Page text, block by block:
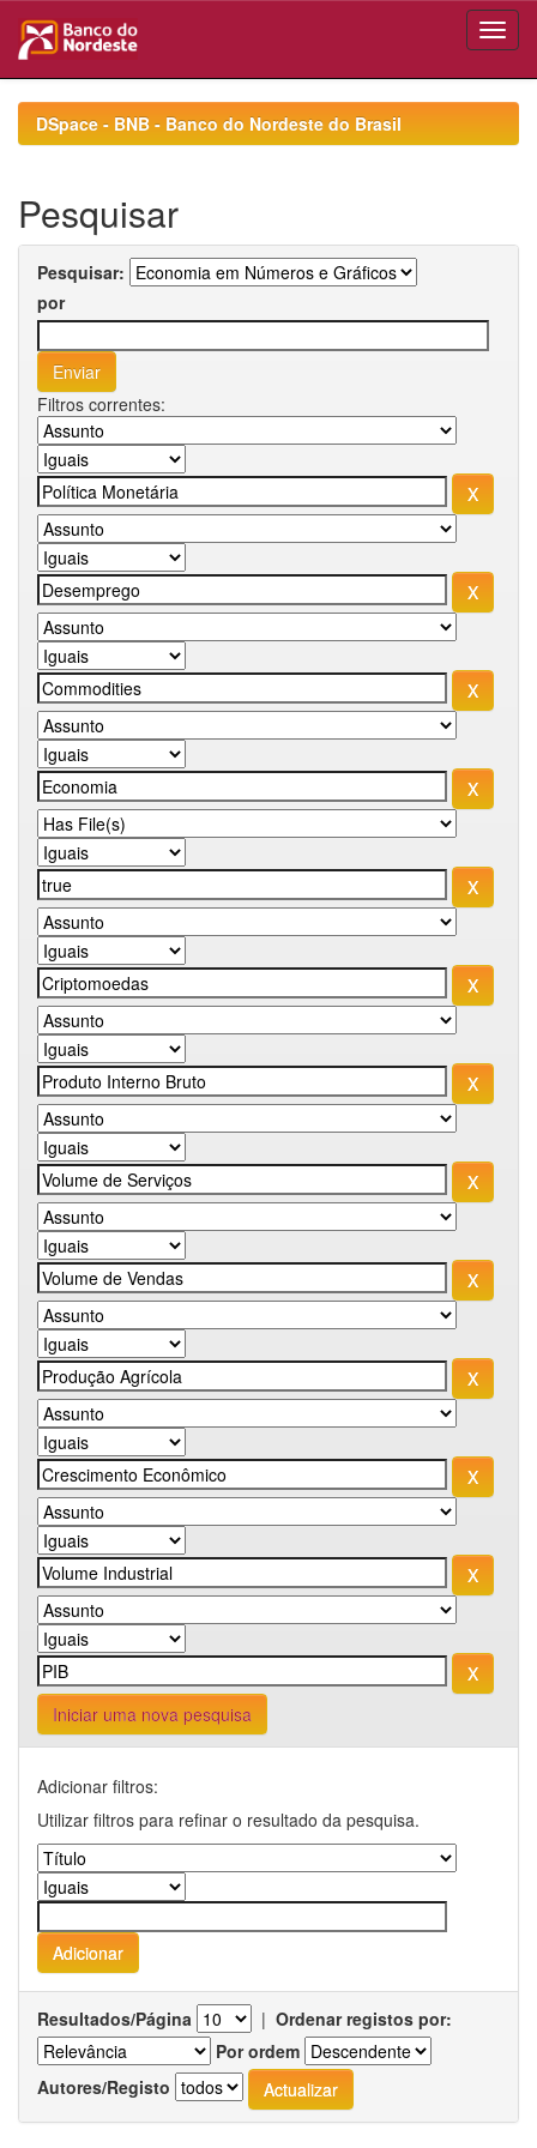
navigationDSpace - BNB - Banco do Nordeste do Brasil
Pesquisar
Pesquisar:
por
Filtros correntes:
Iniciar uma nova pesquisa
Adicionar filtros:
Utilizar filtros para refinar o resultado da pesquisa.
Resultados/Página | Ordenar registos por:
Por ordem
Autores/Registo